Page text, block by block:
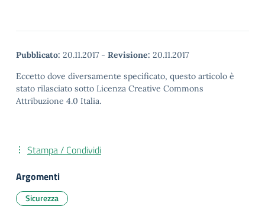
Pubblicato: 20.11.2017 - Revisione: 20.11.2017
Eccetto dove diversamente specificato, questo articolo è
stato rilasciato sotto Licenza Creative Commons
Attribuzione 4.0 Italia.
Stampa / Condividi
Argomenti
Sicurezza